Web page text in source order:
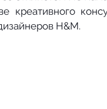
креативного
H&M.